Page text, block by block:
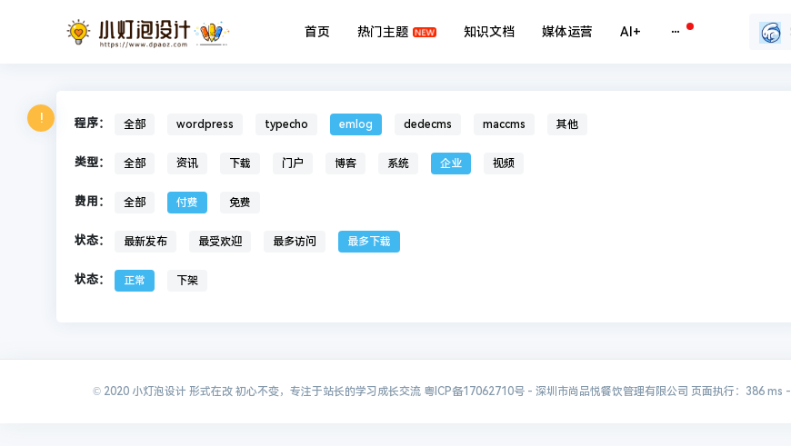
首页 热门主题 知识文档 媒体运营 AI+
程序： 全部 wordpress typecho emlog dedecms maccms 其他
类型： 全部 资讯 下载 门户 博客 系统 企业 视频
费用： 全部 付费 免费
状态： 最新发布 最受欢迎 最多访问 最多下载
状态： 正常 下架
© 2020 小灯泡设计 形式在改 初心不变，专注于站长的学习成长交流 粤ICP备17062710号 - 深圳市尚品悦餐饮管理有限公司 页面执行：386 ms -
!